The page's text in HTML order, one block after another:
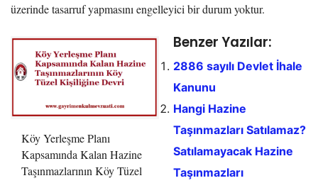
üzerinde tasarruf yapmasını engelleyici bir durum yoktur.
Köy Yerleşme Planı
Kapsamında Kalan Hazine
Taşınmazlarının Köy Tüzel
Benzer Yazılar:
2886 sayılı Devlet İhale
Kanunu
Hangi Hazine
Taşınmazları Satılamaz?
Satılamayacak Hazine
Taşınmazları